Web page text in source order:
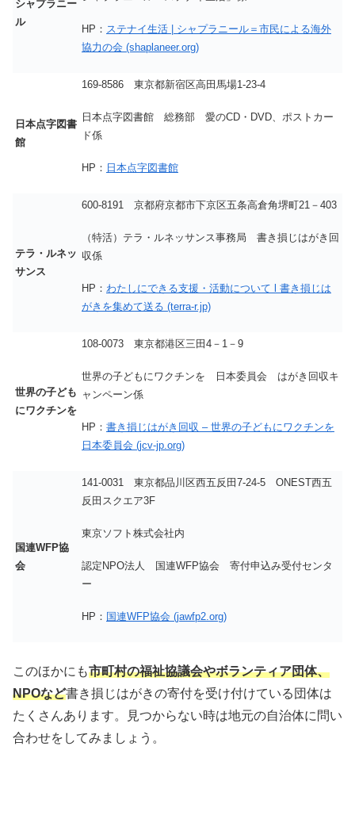
シャプラニー
ル
HP： ステナイ生活 | シャプラニール＝市民による海外
協力の会 (shaplaneer.org)
日本点字図書
館
169-8586 東京都新宿区高田馬場1-23-4
日本点字図書館 総務部 愛のCD・DVD、ポストカー
ド係
HP： 日本点字図書館
テラ・ルネッ
サンス
600-8191 京都府京都市下京区五条高倉角堺町21－403
（特活）テラ・ルネッサンス事務局 書き損じはがき回
収係
HP： わたしにできる支援・活動について l 書き損じは
がきを集めて送る (terra-r.jp)
世界の子ども
にワクチンを
108-0073 東京都港区三田4－1－9
世界の子どもにワクチンを 日本委員会 はがき回収キ
ャンペーン係
HP： 書き損じはがき回収 – 世界の子どもにワクチンを
日本委員会 (jcv-jp.org)
国連WFP協
会
141-0031 東京都品川区西五反田7-24-5 ONEST西五
反田スクエア3F
東京ソフト株式会社内
認定NPO法人 国連WFP協会 寄付申込み受付センタ
ー
HP： 国連WFP協会 (jawfp2.org)
このほかにも市町村の福祉協議会やボランティア団体、
NPOなど書き損じはがきの寄付を受け付けている団体は
たくさんあります。見つからない時は地元の自治体に問い
合わせをしてみましょう。